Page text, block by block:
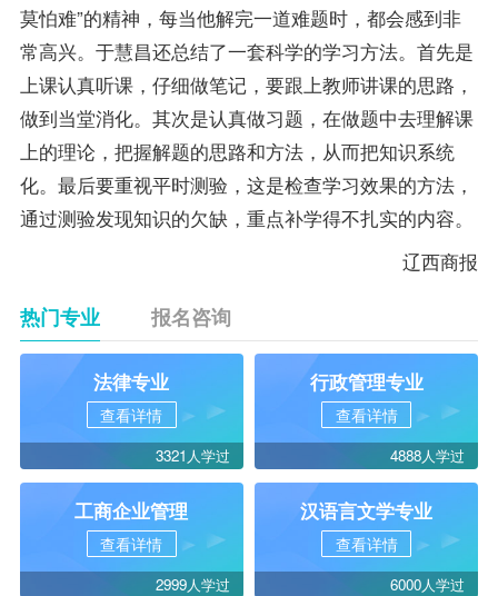
莫怕难”的精神，每当他解完一道难题时，都会感到非
常高兴。于慧昌还总结了一套科学的学习方法。首先是
上课认真听课，仔细做笔记，要跟上教师讲课的思路，
做到当堂消化。其次是认真做习题，在做题中去理解课
上的理论，把握解题的思路和方法，从而把知识系统
化。最后要重视平时测验，这是检查学习效果的方法，
通过测验发现知识的欠缺，重点补学得不扎实的内容。
辽西商报
热门专业 报名咨询
法律专业
查看详情
3321人学过
行政管理专业
查看详情
4888人学过
工商企业管理
查看详情
2999人学过
汉语言文学专业
查看详情
6000人学过